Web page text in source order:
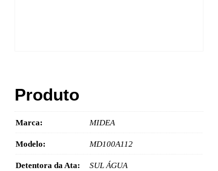
Produto
Marca: MIDEA
Modelo: MD100A112
Detentora da Ata: SUL ÁGUA